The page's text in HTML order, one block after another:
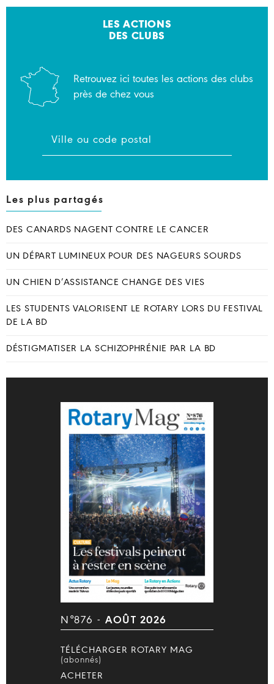
LES ACTIONS
DES CLUBS
Retrouvez ici toutes les actions des clubs
près de chez vous
Les plus partagés
DES CANARDS NAGENT CONTRE LE CANCER
UN DÉPART LUMINEUX POUR DES NAGEURS SOURDS
UN CHIEN D’ASSISTANCE CHANGE DES VIES
LES STUDENTS VALORISENT LE ROTARY LORS DU FESTIVAL
DE LA BD
DÉSTIGMATISER LA SCHIZOPHRÉNIE PAR LA BD
N°876 - AOÛT 2026
TÉLÉCHARGER ROTARY MAG
(abonnés)
ACHETER